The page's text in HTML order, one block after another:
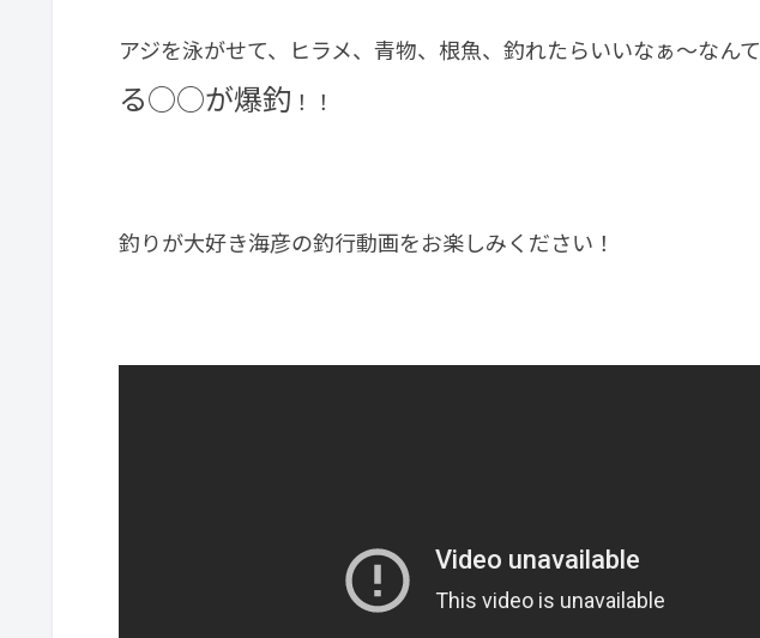
アジを泳がせて、ヒラメ、青物、根魚、釣れたらいいなぁ～なんて
る○○が爆釣 ！！
釣りが大好き海彦の釣行動画をお楽しみください！